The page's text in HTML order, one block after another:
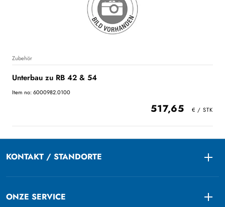
Zubehör
Unterbau zu RB 42 & 54
Item no: 6000982.0100
517,65
KONTAKT / STANDORTE
ONZE SERVICE